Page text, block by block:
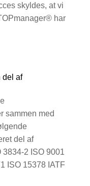
skyldes, at vi
har
del af
sammen med
del af
2 ISO 9001
ISO 15378 IATF